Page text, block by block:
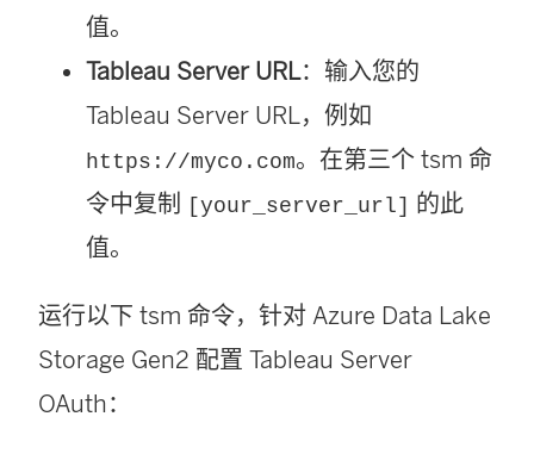
值。
Tableau Server URL：输入您的
Tableau Server URL，例如
https://myco.com。在第三个 tsm 命
令中复制
[your_server_url] 的此
值。
运行以下 tsm 命令，针对 Azure Data Lake
Storage Gen2 配置 Tableau Server
OAuth：